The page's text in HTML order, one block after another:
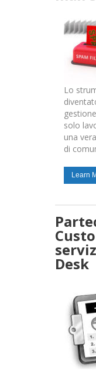
Lo
solo
una
di
Learn
Desk